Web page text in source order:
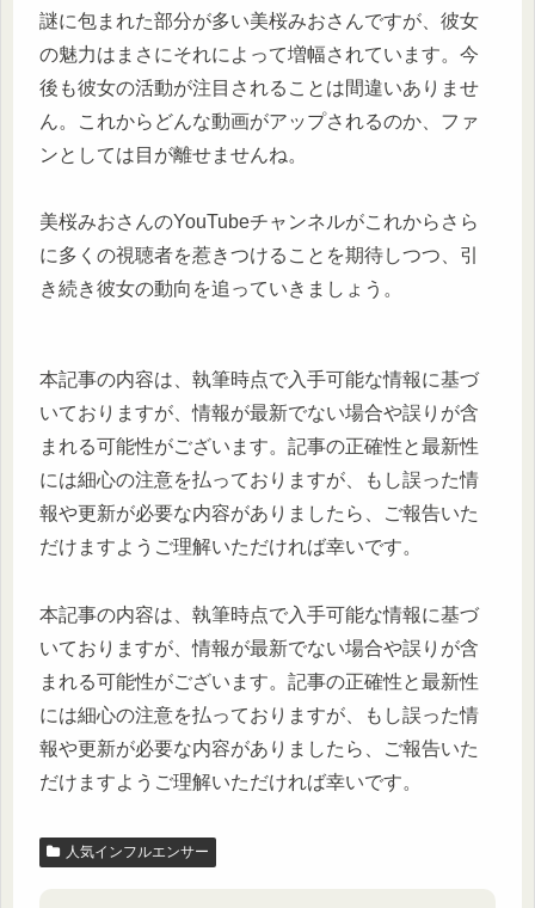
謎に包まれた部分が多い美桜みおさんですが、彼女
の魅力はまさにそれによって増幅されています。今
後も彼女の活動が注目されることは間違いありませ
ん。これからどんな動画がアップされるのか、ファ
ンとしては目が離せませんね。
美桜みおさんのYouTubeチャンネルがこれからさら
に多くの視聴者を惹きつけることを期待しつつ、引
き続き彼女の動向を追っていきましょう。
本記事の内容は、執筆時点で入手可能な情報に基づ
いておりますが、情報が最新でない場合や誤りが含
まれる可能性がございます。記事の正確性と最新性
には細心の注意を払っておりますが、もし誤った情
報や更新が必要な内容がありましたら、ご報告いた
だけますようご理解いただければ幸いです。
本記事の内容は、執筆時点で入手可能な情報に基づ
いておりますが、情報が最新でない場合や誤りが含
まれる可能性がございます。記事の正確性と最新性
には細心の注意を払っておりますが、もし誤った情
報や更新が必要な内容がありましたら、ご報告いた
だけますようご理解いただければ幸いです。
人気インフルエンサー